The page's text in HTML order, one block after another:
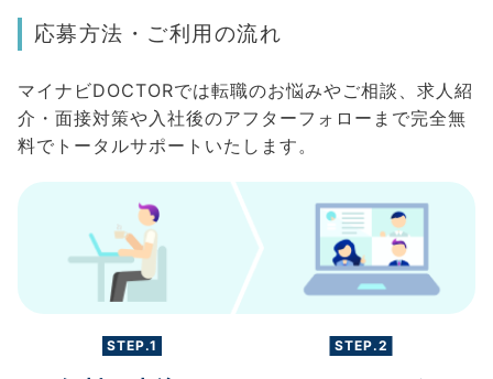
応募方法・ご利用の流れ
マイナビDOCTORでは転職のお悩みやご相談、求人紹
介・面接対策や入社後のアフターフォローまで完全無
料でトータルサポートいたします。
STEP.1 STEP.2